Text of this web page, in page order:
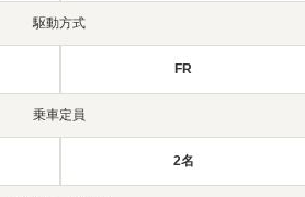
駆動方式
FR
乗車定員
2名